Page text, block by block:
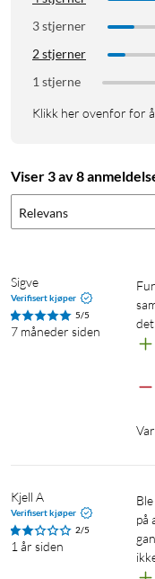
3 stjerner
2 stjerner
1 stjerne
Klikk her ovenfor for
Viser 3 av 8
Relevans
Sigve
Verifisert kjøper
5/5
7 måneder siden
Fungerer helt som forventet. Har koblet
Kjell A
Verifisert kjøper
2/5
1 år siden
Ble kjøpt til en som hører dårlig og med tanke
på